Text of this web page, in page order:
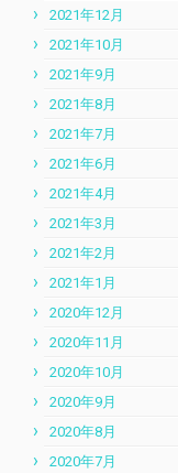
2021年12月
2021年10月
2021年9月
2021年8月
2021年7月
2021年6月
2021年4月
2021年3月
2021年2月
2021年1月
2020年12月
2020年11月
2020年10月
2020年9月
2020年8月
2020年7月